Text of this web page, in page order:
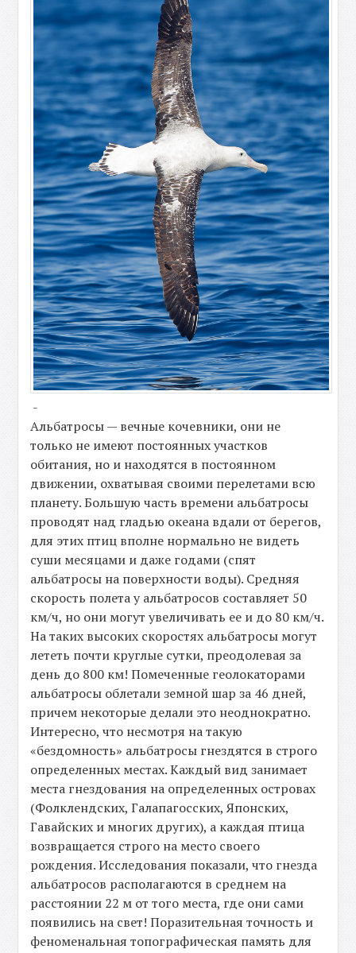
-
Альбатросы — вечные кочевники, они не
только не имеют постоянных участков
обитания, но и находятся в постоянном
движении, охватывая своими перелетами всю
планету. Большую часть времени альбатросы
проводят над гладью океана вдали от берегов,
для этих птиц вполне нормально не видеть
суши месяцами и даже годами (спят
альбатросы на поверхности воды). Средняя
скорость полета у альбатросов составляет 50
км/ч, но они могут увеличивать ее и до 80 км/ч.
На таких высоких скоростях альбатросы могут
лететь почти круглые сутки, преодолевая за
день до 800 км! Помеченные геолокаторами
альбатросы облетали земной шар за 46 дней,
причем некоторые делали это неоднократно.
Интересно, что несмотря на такую
«бездомность» альбатросы гнездятся в строго
определенных местах. Каждый вид занимает
места гнездования на определенных островах
(Фолклендских, Галапагосских, Японских,
Гавайских и многих других), а каждая птица
возвращается строго на место своего
рождения. Исследования показали, что гнезда
альбатросов располагаются в среднем на
расстоянии 22 м от того места, где они сами
появились на свет! Поразительная точность и
феноменальная топографическая память для